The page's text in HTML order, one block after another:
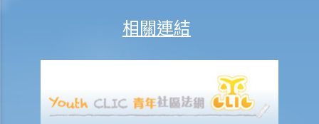
若然我不能與僱主和平地解決工傷賠償問題，將案件呈交法院的時限是
若然我對條例所給予的補償感到不滿，或者我認為僱主忽略了應有的安
相關連結